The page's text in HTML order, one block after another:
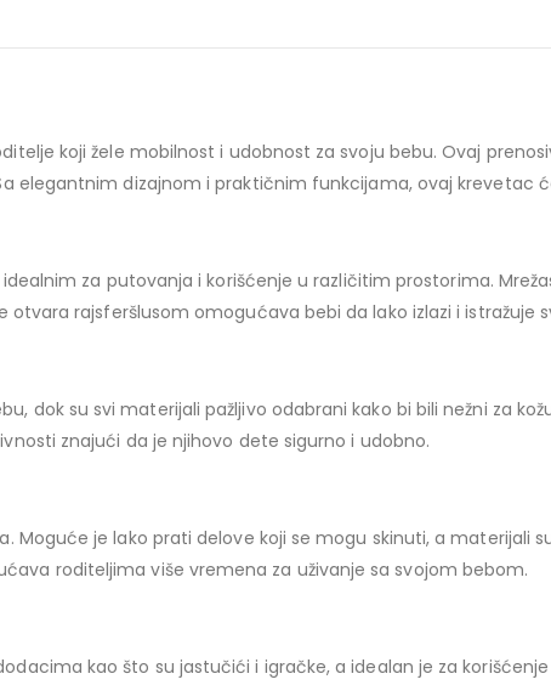
koji žele mobilnost i udobnost za svoju bebu. Ovaj
elegantnim dizajnom i praktičnim funkcijama, ovaj krevetac
idealnim za putovanja i korišćenje u različitim prostorima.
rajsferšlusom omogućava bebi da lako izlazi i istražuje
dok su svi materijali pažljivo odabrani kako bi bili nežni za
znajući da je njihovo dete sigurno i udobno.
Moguće je lako prati delove koji se mogu skinuti, a materijali
roditeljima više vremena za uživanje sa svojom bebom.
kao što su jastučići i igračke, a idealan je za